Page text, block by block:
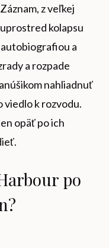
z veľkej
kolapsu
a
a rozpade
nahliadnuť
viedlo k rozvodu.
opäť po ich
po